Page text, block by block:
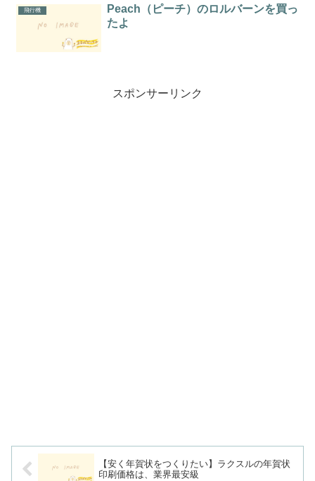
飛行機
Peach（ピーチ）のロルバーンを買っ
たよ
スポンサーリンク
【安く年賀状をつくりたい】ラクスルの年賀状
印刷価格は、業界最安級